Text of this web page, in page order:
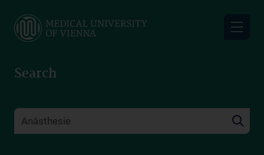
main
Search